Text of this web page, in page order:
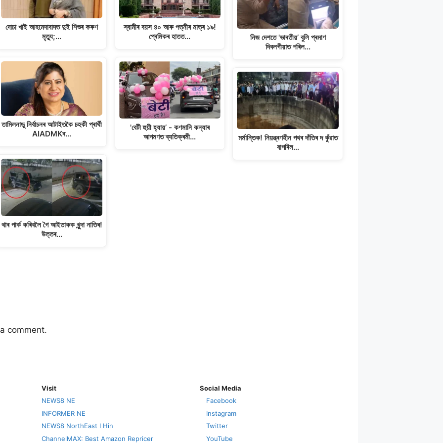
দোচা খাই আহমেদাবাদত দুই শিশুৰ কৰুণ
মৃত্যু;…
তামিলনাডু নিৰ্বাচনৰ আটাইতকৈ চহকী প্ৰাৰ্থী
AIADMKৰ…
থাৰ পাৰ্ক কৰিবলৈ গৈ আইতাকক খুন্দা নাতিৰ!
উত্তৰ…
স্বামীৰ বয়স ৪০ আৰু পত্নীৰ মাত্ৰ ১৯!
প্ৰেমিকৰ হাতত…
'বেটী হুয়ী হ্যায়’ - কণমানি কন্যাৰ
আগমণত ব্যতিক্ৰমী…
নিজ দেশতে 'ভাৰতীয়’ বুলি প্ৰমাণ
দিবলগীয়াত পৰিল…
মৰ্মান্তিক! নিয়ন্ত্ৰণহীন পথৰ দাঁতিৰ দ কুঁৱাত
বাগৰিল…
comment.
Visit
NEWS8 NE
INFORMER NE
NEWS8 NorthEast I Hin
ChannelMAX: Best Amazon Repricer
Social Media
Facebook
Instagram
Twitter
YouTube